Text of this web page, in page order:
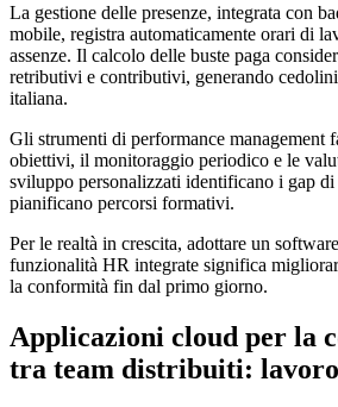
La gestione delle presenze, integrata con
mobile, registra automaticamente orari di
assenze. Il calcolo delle buste paga
retributivi e contributivi, generando
italiana.
Gli strumenti di performance management
obiettivi, il monitoraggio periodico e le
sviluppo personalizzati identificano i gap di
pianificano percorsi formativi.
Per le realtà in crescita, adottare un
funzionalità HR integrate significa
la conformità fin dal primo giorno.
Applicazioni cloud per la
tra team distribuiti: